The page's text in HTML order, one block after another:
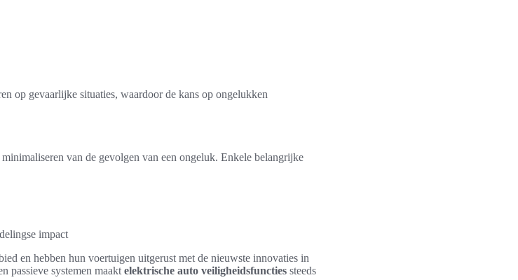
op gevaarlijke situaties, waardoor de kans op ongelukken
van de gevolgen van een ongeluk. Enkele belangrijke
impact
en hebben hun voertuigen uitgerust met de nieuwste innovaties in
passieve systemen maakt elektrische auto veiligheidsfuncties steeds